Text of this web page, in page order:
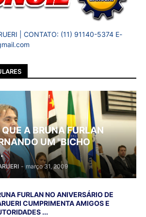
| CONTATO: (11) 91140-5374 E-
A BRUNA FURLAN
UM "BICHO
- março 31, 2009
FURLAN NO ANIVERSÁRIO DE
CUMPRIMENTA AMIGOS E
...